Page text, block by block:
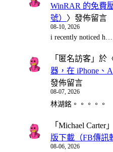
WinRAR 的免費
號） 〉發佈留言
08-10, 2026
i recently noticed h…
「 匿名訪客 」於
器，在 iPhone、
發佈留言
08-07, 2026
林湖銘。。。。。
「 Michael Carter
版下載（FB傳訊
08-06, 2026